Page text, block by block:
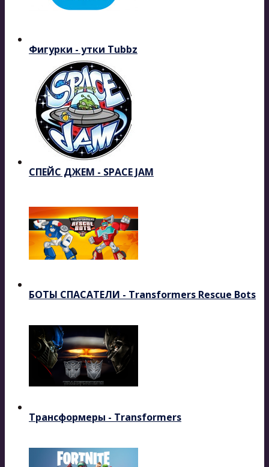
Фигурки - утки Tubbz
СПЕЙС ДЖЕМ - SPACE JAM
БОТЫ СПАСАТЕЛИ - Transformers Rescue Bots
Трансформеры - Transformers